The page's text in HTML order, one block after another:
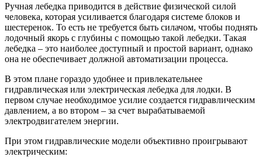
Ручная лебедка приводится в действие физической силой
человека, которая усиливается благодаря системе блоков и
шестеренок. То есть не требуется быть силачом, чтобы поднять
лодочный якорь с глубины с помощью такой лебедки. Такая
лебедка – это наиболее доступный и простой вариант, однако
она не обеспечивает должной автоматизации процесса.
В этом плане гораздо удобнее и привлекательнее
гидравлическая или электрическая лебедка для лодки. В
первом случае необходимое усилие создается гидравлическим
давлением, а во втором – за счет вырабатываемой
электродвигателем энергии.
При этом гидравлические модели объективно проигрывают
электрическим: